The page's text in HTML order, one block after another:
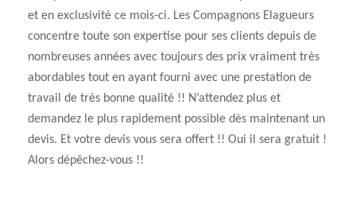
et en exclusivité ce mois-ci. Les Compagnons Elagueurs
concentre toute son expertise pour ses clients depuis de
nombreuses années avec toujours des prix vraiment très
abordables tout en ayant fourni avec une prestation de
travail de très bonne qualité !! N’attendez plus et
demandez le plus rapidement possible dès maintenant un
devis. Et votre devis vous sera offert !! Oui il sera gratuit !
Alors dépêchez-vous !!